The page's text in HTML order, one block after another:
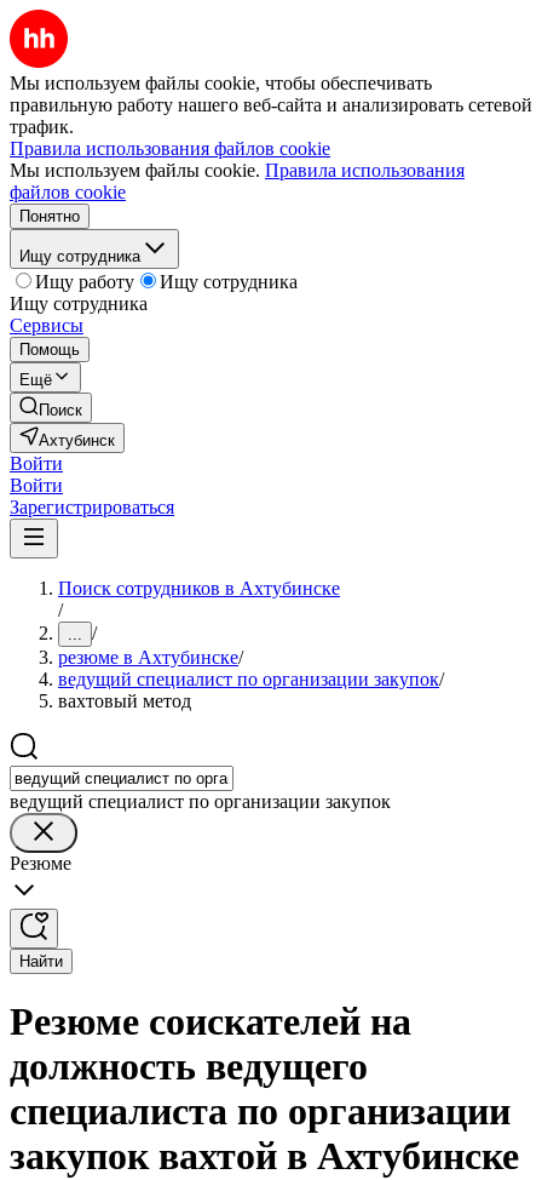
Мы используем файлы cookie, чтобы обеспечивать
правильную работу нашего веб-сайта и анализировать сетевой
трафик.
Правила использования файлов cookie
Мы используем файлы cookie. Правила использования
файлов cookie
Понятно
Ищу сотрудника
Ищу работу
Ищу сотрудника
Ищу сотрудника
Сервисы
Помощь
Ещё
Поиск
Ахтубинск
Войти
Войти
Зарегистрироваться
Поиск сотрудников в Ахтубинске
/
... /
резюме в Ахтубинске/
ведущий специалист по организации закупок/
вахтовый метод
ведущий специалист по организации закупок
Резюме
Найти
Резюме соискателей на
должность ведущего
специалиста по организации
закупок вахтой в Ахтубинске